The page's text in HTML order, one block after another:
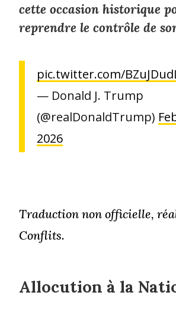
cette occasion historique
reprendre le contrôle de
pic.twitter.com/
— Donald J. Trump
(@realDonaldTrump)
2026
Traduction non officielle,
Conflits.
Allocution à la